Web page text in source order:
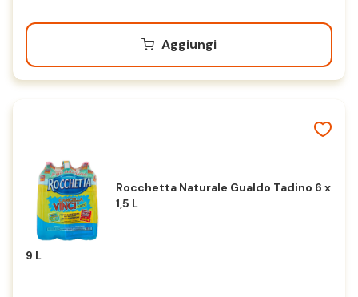
Aggiungi
Rocchetta Naturale Gualdo Tadino 6 x
1,5 L
9 L